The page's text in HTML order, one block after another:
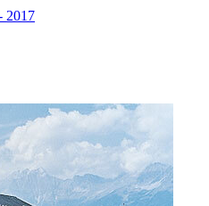
2017